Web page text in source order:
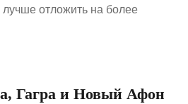
отложить на более
Гагра и Новый Афон